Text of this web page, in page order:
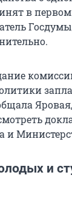
в
и
и